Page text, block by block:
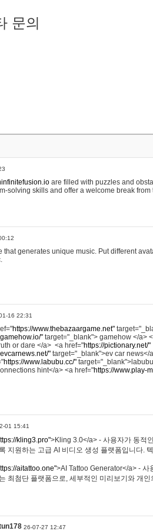
문의
are filled with puzzles and
solving skills and offer a welcome break
that generates unique music. Put different
16 22:31
https://www.thebazaargame.net"
" target="_blank"> gamehow </a>
or dare </a> <a href="https://pictionary.net/"
" target="_blank">ev car news</
https://www.labubu.cc/"
hint</a> <a href="https://www.play-
01 15:41
kling3.pro">Kling 3.0</a> - 사용자가 동적
지원하는 고급 AI 비디오 생성 플랫폼입니다.
aitattoo.one">AI Tattoo Generator</a> -
최첨단 플랫폼으로, 세부적인 미리보기와 개
26-07-27 12:47